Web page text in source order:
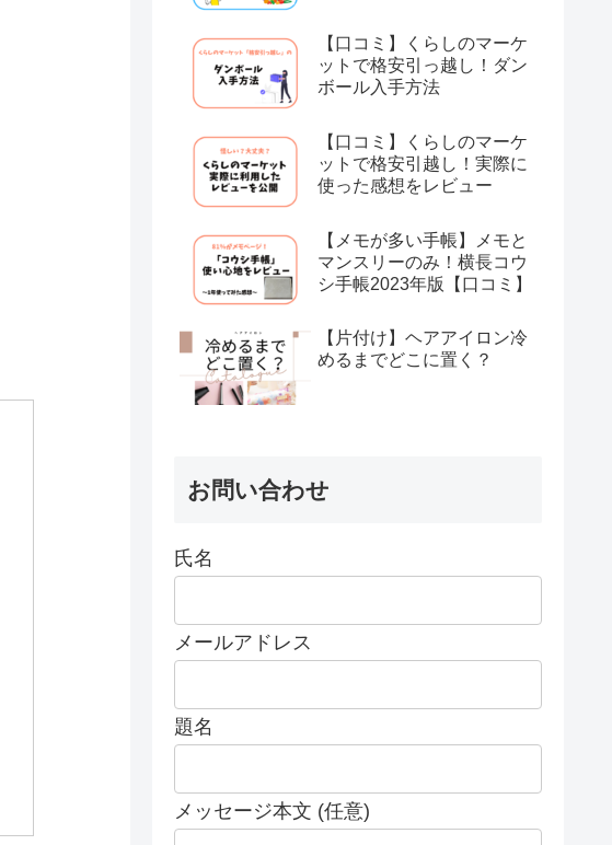
【口コミ】くらしのマーケ
ットで格安引っ越し！ダン
ボール入手方法
【口コミ】くらしのマーケ
ットで格安引越し！実際に
使った感想をレビュー
【メモが多い手帳】メモと
マンスリーのみ！横長コウ
シ手帳2023年版【口コミ】
【片付け】ヘアアイロン冷
めるまでどこに置く？
お問い合わせ
氏名
メールアドレス
題名
メッセージ本文 (任意)